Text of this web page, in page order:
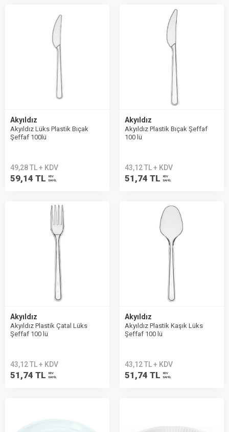
Akyıldız
Akyıldız Lüks Plastik Bıçak
Şeffaf 100lü
49,28 TL + KDV
59,14 TL
KDV
DAHİL
Akyıldız
Akyıldız Plastik Bıçak Şeffaf
100 lü
43,12 TL + KDV
51,74 TL
KDV
DAHİL
Akyıldız
Akyıldız Plastik Çatal Lüks
Şeffaf 100 lü
43,12 TL + KDV
51,74 TL
KDV
DAHİL
Akyıldız
Akyıldız Plastik Kaşık Lüks
Şeffaf 100 lü
43,12 TL + KDV
51,74 TL
KDV
DAHİL